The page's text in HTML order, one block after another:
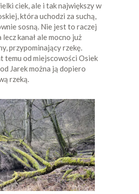
ciek, ale i tak największy w
która uchodzi za suchą,
sosną. Nie jest to raczej
lecz kanał ale mocno już
przypominający rzekę.
temu od miejscowości Osiek
Jarek można ją dopiero
rzeką.